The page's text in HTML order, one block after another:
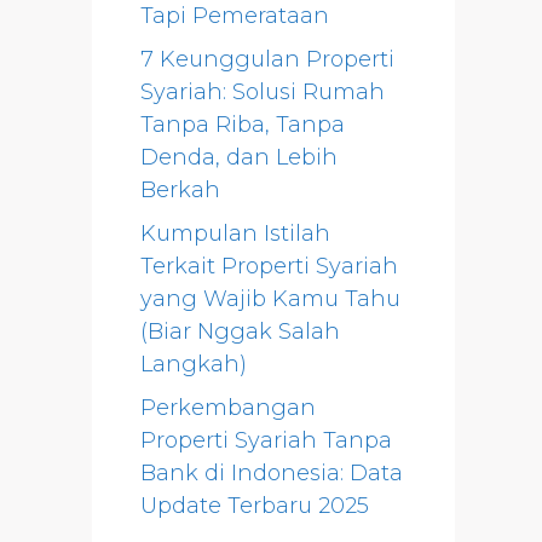
Tapi Pemerataan
7 Keunggulan Properti
Syariah: Solusi Rumah
Tanpa Riba, Tanpa
Denda, dan Lebih
Berkah
Kumpulan Istilah
Terkait Properti Syariah
yang Wajib Kamu Tahu
(Biar Nggak Salah
Langkah)
Perkembangan
Properti Syariah Tanpa
Bank di Indonesia: Data
Update Terbaru 2025